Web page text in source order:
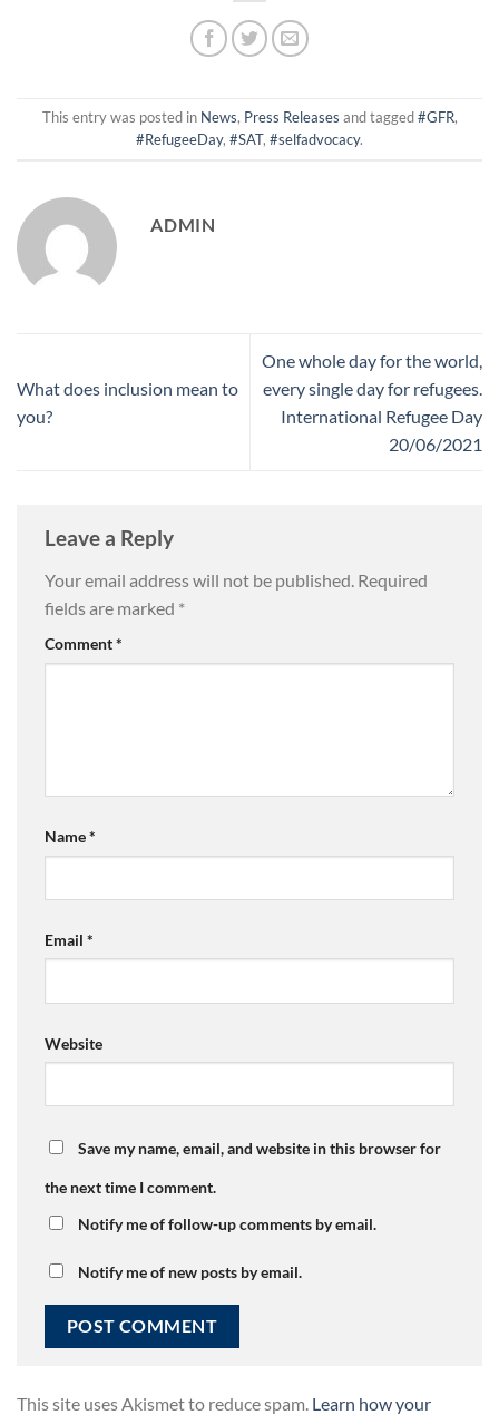
This entry was posted in News, Press Releases and tagged#GFR,
#RefugeeDay, #SAT, #selfadvocacy.
ADMIN
What does inclusion mean to
you?
One whole day for the world,
every single day for refugees.
International Refugee Day
20/06/2021
Leave a Reply
Your email address will not be published. Required
fields are marked *
Comment*
Name*
Email *
Website
Save my name, email, and website in this browser for
the next time I comment.
Notify me of follow-up comments by email.
Notify me of new posts by email.
This site uses Akismet to reduce spam. Learn how your